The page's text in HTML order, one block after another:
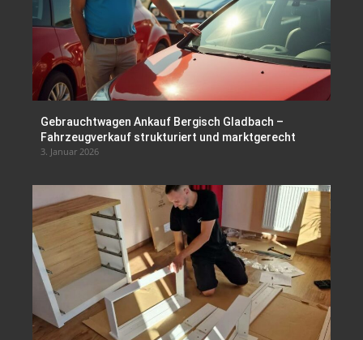
Gebrauchtwagen Ankauf Bergisch Gladbach –
Fahrzeugverkauf strukturiert und marktgerecht
3. Januar 2026